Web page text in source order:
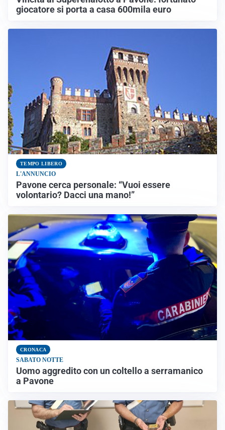
giocatore si porta a casa 600mila euro
TEMPO LIBERO
L'ANNUNCIO
Pavone cerca personale: “Vuoi essere
volontario? Dacci una mano!”
CRONACA
SABATO NOTTE
Uomo aggredito con un coltello a serramanico
a Pavone